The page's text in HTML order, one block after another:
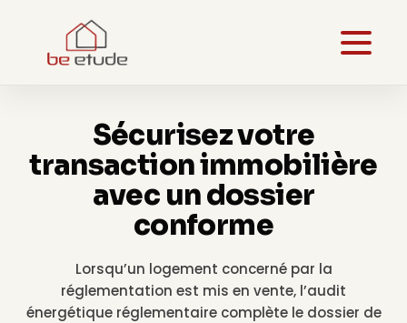
Sécurisez votre
transaction immobilière
avec un dossier
conforme
Lorsqu’un logement concerné par la
réglementation est mis en vente, l’audit
énergétique réglementaire complète le dossier de